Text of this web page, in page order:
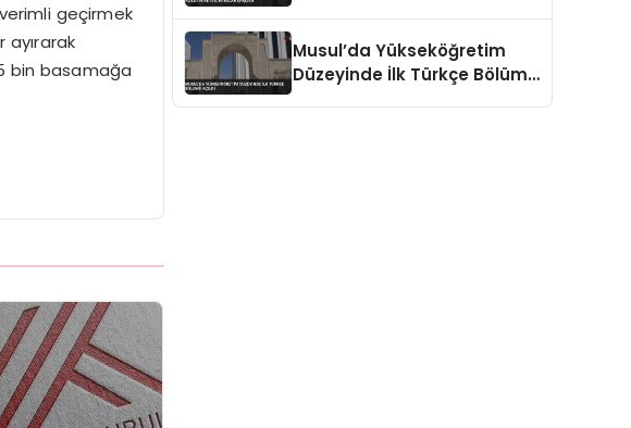
geçirmek
ayırarak
bin basamağa
Musul’da Yükseköğretim
Düzeyinde İlk Türkçe Bölümü